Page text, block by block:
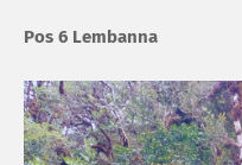
Pos 6 Lembanna